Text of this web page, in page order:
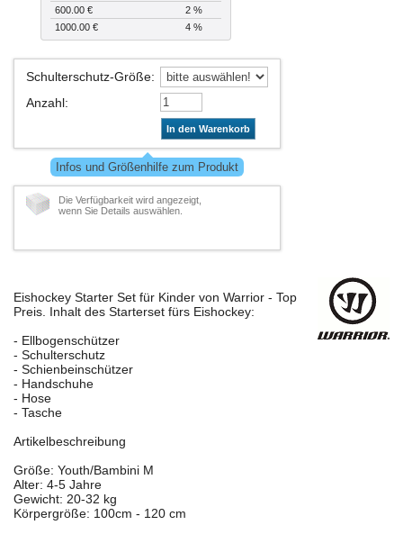
600.00 €
2 %
1000.00 €
4 %
Schulterschutz-Größe:
Anzahl:
In den Warenkorb
Infos und Größenhilfe zum Produkt
Die Verfügbarkeit wird angezeigt,
wenn Sie Details auswählen.
Eishockey Starter Set für Kinder von Warrior - Top
Preis. Inhalt des Starterset fürs Eishockey:
- Ellbogenschützer
- Schulterschutz
- Schienbeinschützer
- Handschuhe
- Hose
- Tasche
Artikelbeschreibung
Größe: Youth/Bambini M
Alter: 4-5 Jahre
Gewicht: 20-32 kg
Körpergröße: 100cm - 120 cm